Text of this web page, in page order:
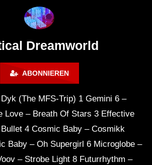
2023
| Thomas
Dreamworld
ABONNIEREN
(The MFS-Trip) 1 Gemini 6 –
Love – Breath Of Stars 3 Effective
4 Cosmic Baby – Cosmikk
Baby – Oh Supergirl 6 Microglobe –
– Strobe Light 8 Futurrhythm –